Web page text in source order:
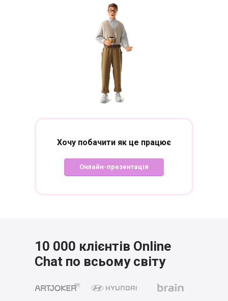
Хочу побачити як це працює
Онлайн-презентація
10 000 клієнтів Online
Chat по всьому світу